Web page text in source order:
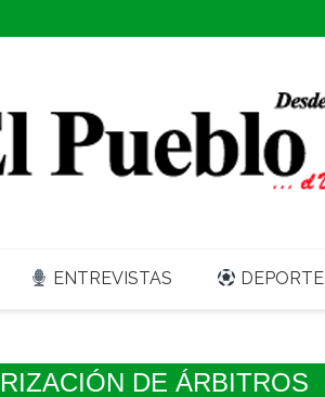
ENTREVISTAS DEPORTE
DE ÁRBITROS